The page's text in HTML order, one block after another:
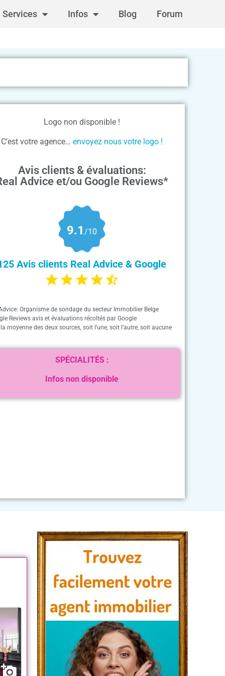
Services Infos Blog Forum
Logo non disponible !
C’est votre agence…envoyez nous votre logo !
Avis clients & évaluations:
Advice et/ou Google Reviews*
9.1/10
Avis clients Real Advice & Google
Organisme de sondage du secteur Immobilier Belge
Reviews avis et évaluations récoltés par Google
moyenne des deux sources, soit l’une, soit l’autre, soit aucune
SPÉCIALITÉS :
Infos non disponible